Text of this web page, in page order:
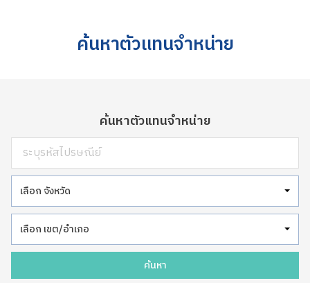
ค้นหาตัวแทนจำหน่าย
ค้นหาตัวแทนจำหน่าย
เลือก จังหวัด
เลือก เขต/อำเภอ
ค้นหา